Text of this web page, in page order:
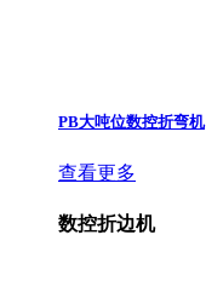
PB大吨位数控折弯机
查看更多
数控折边机